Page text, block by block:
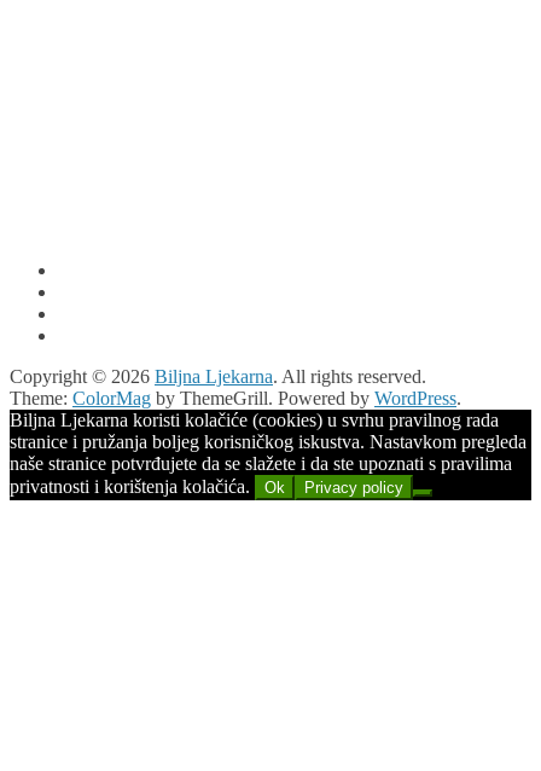
Copyright © 2026 Biljna Ljekarna. All rights reserved.
Theme: ColorMag by ThemeGrill. Powered by WordPress.
Biljna Ljekarna koristi kolačiće (cookies) u svrhu pravilnog rada
stranice i pružanja boljeg korisničkog iskustva. Nastavkom pregleda
naše stranice potvrđujete da se slažete i da ste upoznati s pravilima
privatnosti i korištenja kolačića.
Ok Privacy policy